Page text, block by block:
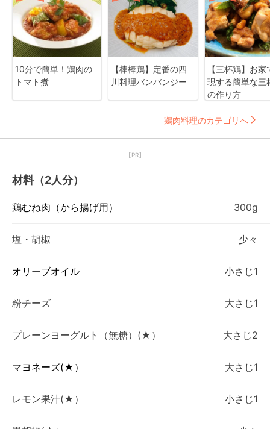
10分で簡単！鶏肉の
トマト煮
【棒棒鶏】定番の四
川料理バンバンジー
【三杯鶏】お家
現する簡単な三
の作り方
鶏肉料理のカテゴリへ
【PR】
材料（2人分）
鶏むね肉（から揚げ用） 300g
塩・胡椒 少々
オリーブオイル 小さじ1
粉チーズ 大さじ1
プレーンヨーグルト（無糖）(★） 大さじ2
マヨネーズ(★） 大さじ1
レモン果汁(★） 小さじ1